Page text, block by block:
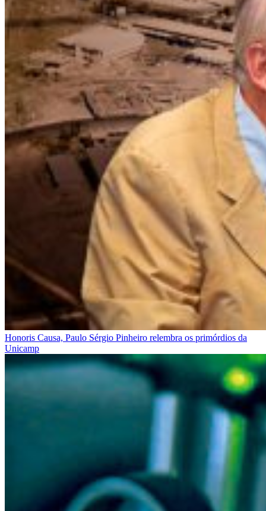
Honoris Causa, Paulo Sérgio Pinheiro relembra os primórdios da
Unicamp